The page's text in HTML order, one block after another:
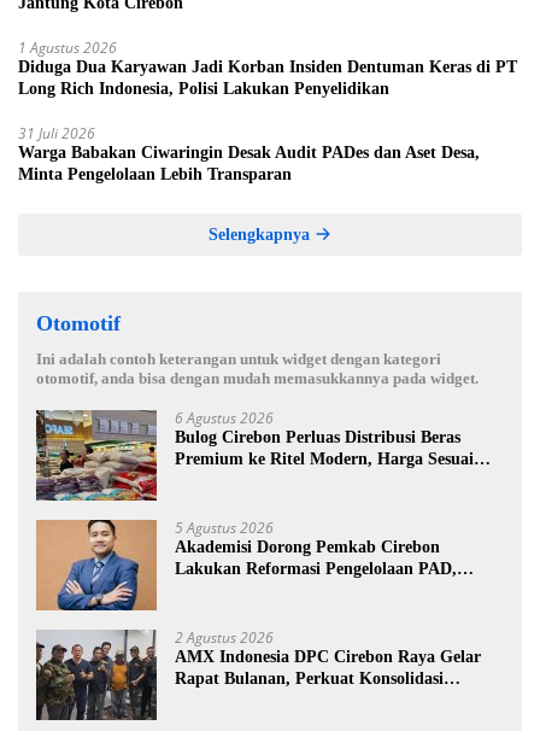
1 Agustus 2026
Diduga Dua Karyawan Jadi Korban Insiden Dentuman Keras di PT
Long Rich Indonesia, Polisi Lakukan Penyelidikan
31 Juli 2026
Warga Babakan Ciwaringin Desak Audit PADes dan Aset Desa,
Minta Pengelolaan Lebih Transparan
Selengkapnya
Otomotif
Ini adalah contoh keterangan untuk widget dengan kategori
otomotif, anda bisa dengan mudah memasukkannya pada widget.
6 Agustus 2026
Bulog Cirebon Perluas Distribusi Beras
Premium ke Ritel Modern, Harga Sesuai
5 Agustus 2026
Akademisi Dorong Pemkab Cirebon
Lakukan Reformasi Pengelolaan PAD,
2 Agustus 2026
AMX Indonesia DPC Cirebon Raya Gelar
Rapat Bulanan, Perkuat Konsolidasi